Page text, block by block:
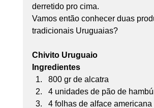
derretido pro cima.
Vamos então conhecer duas
tradicionais Uruguaias?
Chivito Uruguaio
Ingredientes
800 gr de alcatra
4 unidades de pão de
4 folhas de alface americana